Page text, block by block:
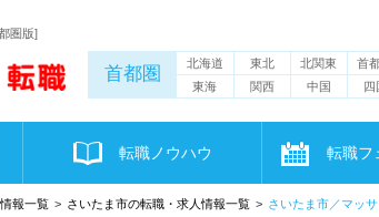
圏版]
首都圏 北海道 東北 北関東 首
東海
関西 中国 四
転職ノウハウ 転職フ
報一覧 さいたま市の転職・求人情報一覧 さいたま市／マッ